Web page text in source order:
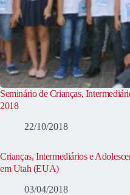
Seminário de Crianças,
2018
22/10/2018
Crianças, Intermediários e
em Utah (EUA)
03/04/2018